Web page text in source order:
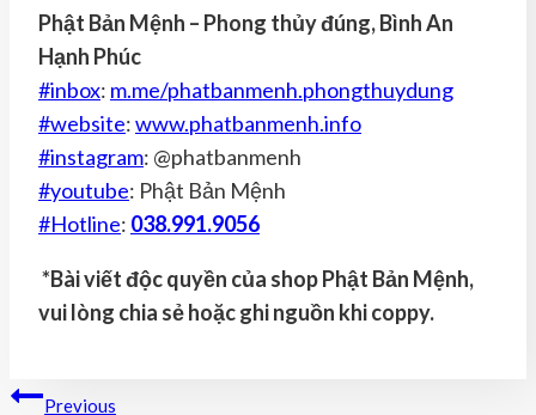
Phật Bản Mệnh – Phong thủy đúng, Bình An
Hạnh Phúc
#inbox: m.me/phatbanmenh.phongthuydung
#website:www.phatbanmenh.info
#instagram: @phatbanmenh
#youtube: Phật Bản Mệnh
#Hotline: 038.991.9056
*Bài viết độc quyền của shop Phật Bản Mệnh,
vui lòng chia sẻ hoặc ghi nguồn khi coppy.
Điều
Previous